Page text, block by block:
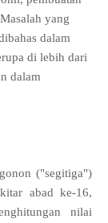
yang
dalam
di lebih dari
dalam
("segitiga")
abad ke-16,
nilai